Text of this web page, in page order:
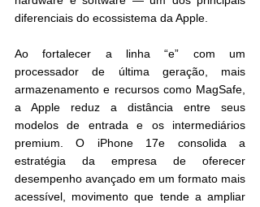
diferenciais do ecossistema da Apple.
Ao fortalecer a linha “e” com um
processador de última geração, mais
armazenamento e recursos como MagSafe,
a Apple reduz a distância entre seus
modelos de entrada e os intermediários
premium. O iPhone 17e consolida a
estratégia da empresa de oferecer
desempenho avançado em um formato mais
acessível, movimento que tende a ampliar